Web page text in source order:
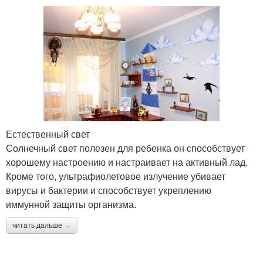
Естественный свет
Солнечный свет полезен для ребенка он способствует
хорошему настроению и настраивает на активный лад.
Кроме того, ультрафиолетовое излучение убивает
вирусы и бактерии и способствует укреплению
иммунной защиты организма.
читать дальше →